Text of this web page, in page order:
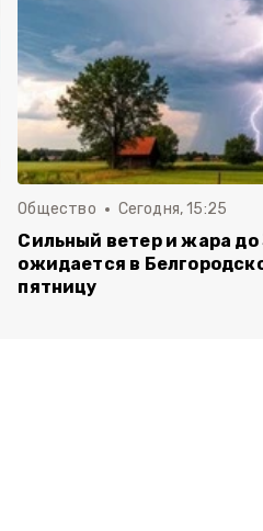
Общество Сегодня, 15:25
Сильный ветер и жара до
ожидается в
пятницу